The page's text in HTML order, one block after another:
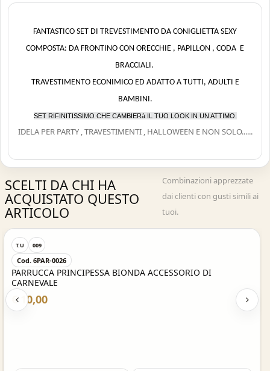
FANTASTICO SET DI TREVESTIMENTO DA CONIGLIETTA SEXY
COMPOSTA: DA FRONTINO CON ORECCHIE , PAPILLON , CODA E
BRACCIALI.
TRAVESTIMENTO ECONIMICO ED ADATTO A TUTTI, ADULTI E
BAMBINI.
SET RIFINITISSIMO CHE CAMBIERà IL TUO LOOK IN UN ATTIMO.
IDELA PER PARTY , TRAVESTIMENTI , HALLOWEEN E NON SOLO......
SCELTI DA CHI HA
ACQUISTATO QUESTO
ARTICOLO
Combinazioni apprezzate
dai clienti con gusti simili ai
tuoi.
T.U 009
Cod. 6PAR-0026
PARRUCCA PRINCIPESSA BIONDA ACCESSORIO DI
CARNEVALE
€ 10,00